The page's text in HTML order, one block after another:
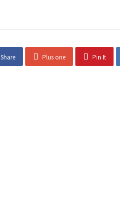
Share Plus one Pin It